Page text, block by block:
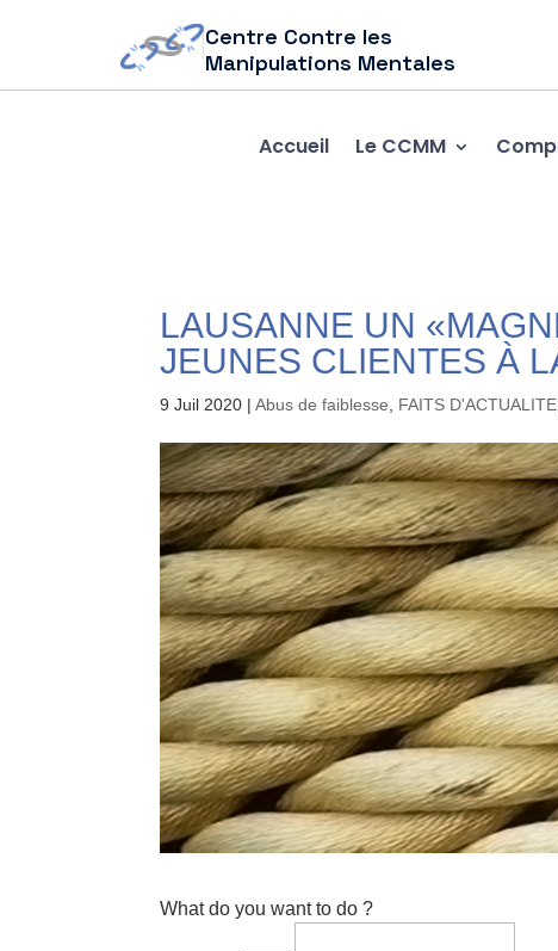
Centre Contre les
Manipulations Mentales
Accueil Le CCMM
LAUSANNE UN
JEUNES CLIENTES À
9 Juil 2020 |Abus de faiblesse FAITS D'ACTUALITE
What do you want to do ?